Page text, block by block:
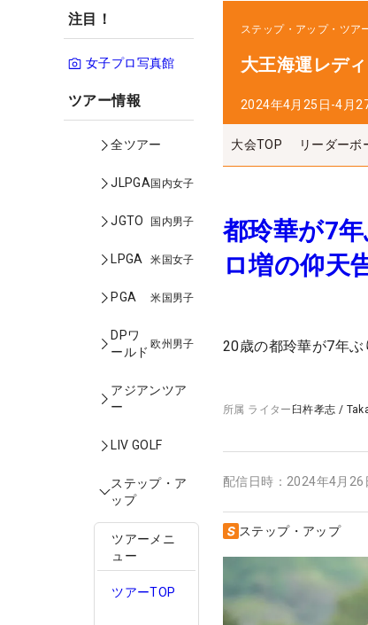
注目！
女子プロ写真館
ツアー情報
全ツアー
JLPGA国内女子
JGTO 国内男子
LPGA 米国女子
PGA 米国男子
DPワ
ールド
欧州男子
アジアンツア
ー
LIV GOLF
ステップ・ア
ップ
ツアーメニ
ュー
ツアーTOP
ステップ・アップ・ツア
大王海運レデ
2024年4月25日-4月
大会TOP リーダーボ
都玲華が7
ロ増の仰天
20歳の都玲華が7年ぶ
所属 ライター 臼杵孝志 /
配信日時： 2024年4月26
ステップ・アップ